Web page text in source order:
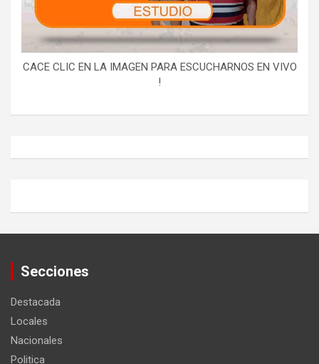
CACE CLIC EN LA IMAGEN PARA ESCUCHARNOS EN VIVO
!
Secciones
Destacada
Locales
Nacionales
Politica